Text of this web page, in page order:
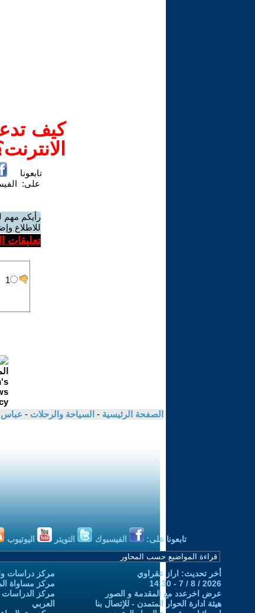
كيف
تابعونا
على:
رأيكم مهم
للاطلاع
تعليقات
الصفحة الرئيسية - السياحة والرحلات -
تابعونا على: الفيسبوك التويتر اليوتيوب
أخر تحديث: اراز عقراوي
2026 / 8 / 7 - 14:30
عرض اخرعدد مع المقدمة و الصور
هيئة ادارة الحوار المتمدن - للإتصال بنا
مركز دراسات
مركز مساواة
مركز الدراسات
العربي